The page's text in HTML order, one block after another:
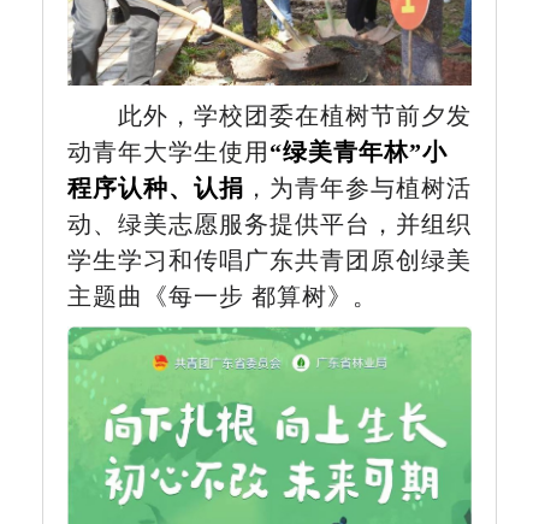
此外，学校团委在植树节前夕发
动青年大学生使用 “绿美青年林”小
程序认种、认捐 ，为青年参与植树活
动、绿美志愿服务提供平台，并组织
学生学习和传唱广东共青团原创绿美
主题曲《每一步 都算树》。